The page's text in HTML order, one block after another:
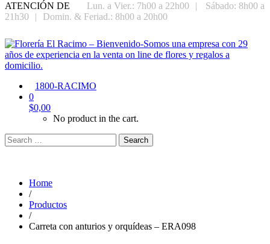
ATENCIÓN DE Lun. a Vier.: 7h00 a 22h00 |
Sábado: 8h00 a
21h30
| Domin. & Feriad.: 8h00 a 20h00
1800-RACIMO
0
$0,00
No product in the cart.
Search
Home
/
Productos
/
Carreta con anturios y orquídeas – ERA098